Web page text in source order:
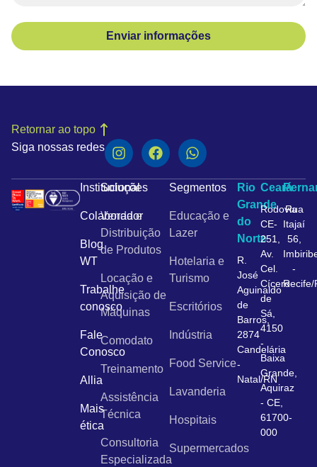
Enviar informações
Siga nossas redes
Retornar ao topo
Institucional
Colaborador
Blog
WT
Trabalhe
conosco
Fale
Conosco
Allia
Mais
ética
Soluções
Venda e
Distribuição
de Produtos
Locação e
Aquisição de
Máquinas
Comodato
Treinamento
Assistência
Técnica
Consultoria
Especializada
Segmentos
Educação e
Lazer
Hotelaria e
Turismo
Escritórios
Indústria
Food Service
Lavanderia
Hospitais
Supermercados
Rio
Grande
do
Norte
R.
José
Aguinaldo
de
Barros,
2874
Candelária
-
Natal/RN
Ceará
Rodovia
CE-
251,
Av.
Cel.
Cícero
de
Sá,
4150
-
Baixa
Grande,
Aquiraz
- CE,
61700-
000
Rua
Itajaí
56,
-
Recife/